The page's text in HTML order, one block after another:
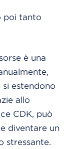
poi tanto
è una
estendono
allo
CDK, può
diventare un
stressante.